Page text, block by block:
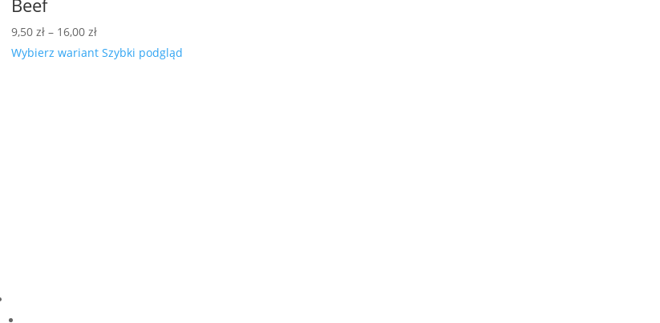
Beef
9,50 zł – 16,00 złZakres
cen:
Wybierz wariant Szybki podgląd